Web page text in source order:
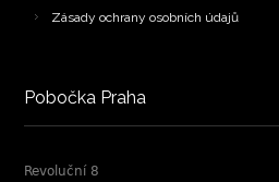
Zásady ochrany osobních údajů
Pobočka Praha
Revoluční 8